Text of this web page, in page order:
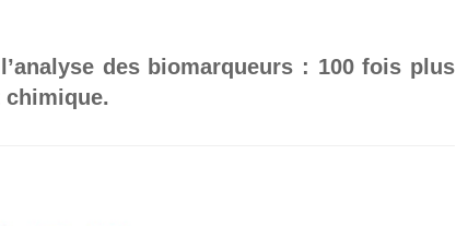
des biomarqueurs : 100 fois plus
chimique.